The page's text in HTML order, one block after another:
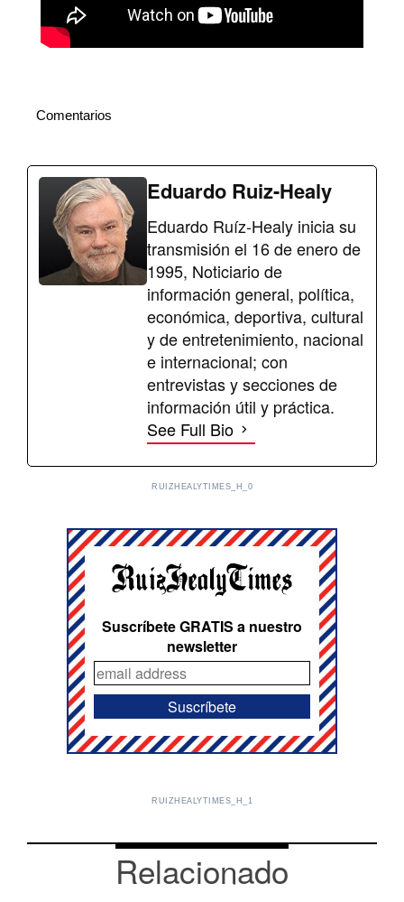
Comentarios
Eduardo Ruiz-Healy
Eduardo Ruíz-Healy inicia su
transmisión el 16 de enero de
1995, Noticiario de
información general, política,
económica, deportiva, cultural
y de entretenimiento, nacional
e internacional; con
entrevistas y secciones de
información útil y práctica.
See Full Bio
RUIZHEALYTIMES_H_0
Suscríbete GRATIS a nuestro
newsletter
RUIZHEALYTIMES_H_1
Relacionado